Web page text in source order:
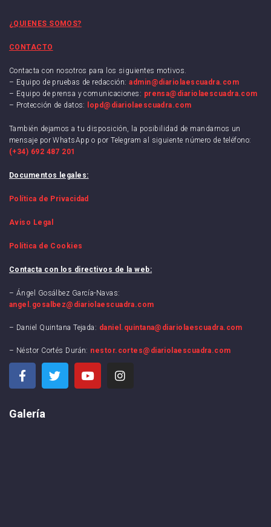
¿QUIENES SOMOS?
CONTACTO
Contacta con nosotros para los siguientes motivos.
– Equipo de pruebas de redacción:admin@diariolaescuadra.com
– Equipo de prensa y comunicaciones: prensa@diariolaescuadra.com
– Protección de datos:
lopd@diariolaescuadra.com
También dejamos a tu disposición, la posibilidad de mandarnos un
mensaje por WhatsApp o por Telegram al siguiente número de teléfono:
(+34) 692 487 201
Documentos legales:
Política de Privacidad
Aviso Legal
Política de Cookies
Contacta con los directivos de la web:
– Ángel Gosálbez García-Navas:
angel.gosalbez@diariolaescuadra.com
– Daniel Quintana Tejada: daniel.quintana@diariolaescuadra.com
– Néstor Cortés Durán: nestor.cortes@diariolaescuadra.com
Galería